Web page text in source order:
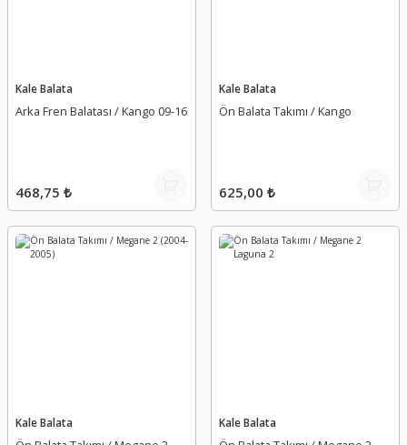
Kale Balata
Arka Fren Balatası / Kango 09-16
468,75 ₺
Kale Balata
Ön Balata Takımı / Kango
625,00 ₺
Kale Balata Kale Balata